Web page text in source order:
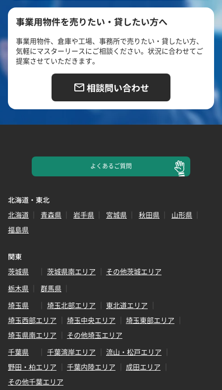
事業用物件を売りたい・貸したい方へ
事業用物件、倉庫や工場、事務所で売りたい・貸したい方、
気軽にマスターリースにご相談ください。状況に合わせてご
提案させていただきます。
相談問い合わせ
よくあるご質問
北海道・東北
北海道
青森県 岩手県 宮城県 秋田県
山形県
福島県
関東
茨城県
茨城県南エリア
その他茨城エリア
栃木県
群馬県
埼玉県
埼玉北部エリア
東北道エリア
埼玉西部エリア
埼玉中央エリア
埼玉東部エリア
埼玉県南エリア
その他埼玉エリア
千葉県
千葉湾岸エリア
流山・松戸エリア
野田・柏エリア
千葉内陸エリア
成田エリア
その他千葉エリア